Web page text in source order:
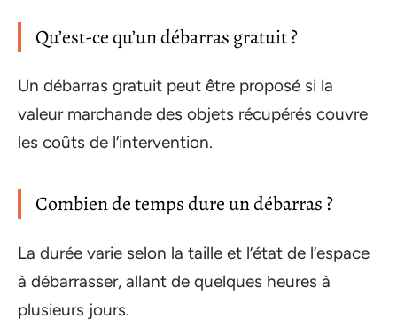
Qu’est-ce qu’un débarras gratuit ?
Un débarras gratuit peut être proposé si la
valeur marchande des objets récupérés couvre
les coûts de l’intervention.
Combien de temps dure un débarras ?
La durée varie selon la taille et l’état de l’espace
à débarrasser, allant de quelques heures à
plusieurs jours.